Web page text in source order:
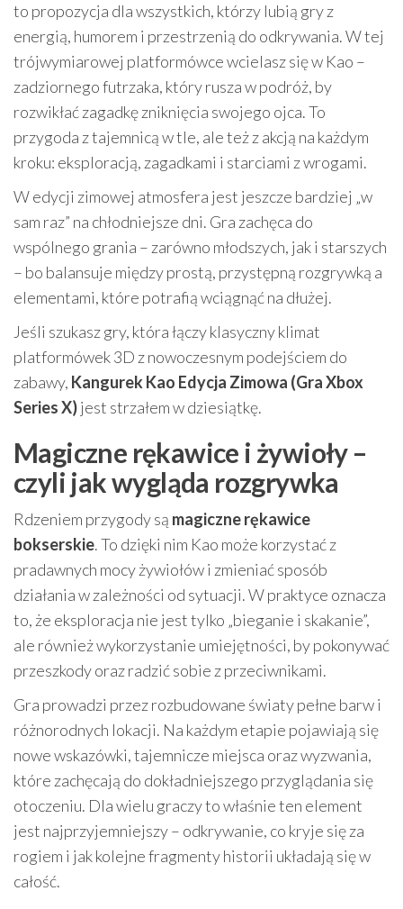
to propozycja dla wszystkich, którzy lubią gry z
energią, humorem i przestrzenią do odkrywania. W tej
trójwymiarowej platformówce wcielasz się w Kao –
zadziornego futrzaka, który rusza w podróż, by
rozwikłać zagadkę zniknięcia swojego ojca. To
przygoda z tajemnicą w tle, ale też z akcją na każdym
kroku: eksploracją, zagadkami i starciami z wrogami.
W edycji zimowej atmosfera jest jeszcze bardziej „w
sam raz” na chłodniejsze dni. Gra zachęca do
wspólnego grania – zarówno młodszych, jak i starszych
– bo balansuje między prostą, przystępną rozgrywką a
elementami, które potrafią wciągnąć na dłużej.
Jeśli szukasz gry, która łączy klasyczny klimat
platformówek 3D z nowoczesnym podejściem do
zabawy, Kangurek Kao Edycja Zimowa (Gra Xbox
Series X)jest strzałem w dziesiątkę.
Magiczne rękawice i żywioły –
czyli jak wygląda rozgrywka
Rdzeniem przygody są magiczne rękawice
bokserskie. To dzięki nim Kao może korzystać z
pradawnych mocy żywiołów i zmieniać sposób
działania w zależności od sytuacji. W praktyce oznacza
to, że eksploracja nie jest tylko „bieganie i skakanie”,
ale również wykorzystanie umiejętności, by pokonywać
przeszkody oraz radzić sobie z przeciwnikami.
Gra prowadzi przez rozbudowane światy pełne barw i
różnorodnych lokacji. Na każdym etapie pojawiają się
nowe wskazówki, tajemnicze miejsca oraz wyzwania,
które zachęcają do dokładniejszego przyglądania się
otoczeniu. Dla wielu graczy to właśnie ten element
jest najprzyjemniejszy – odkrywanie, co kryje się za
rogiem i jak kolejne fragmenty historii układają się w
całość.